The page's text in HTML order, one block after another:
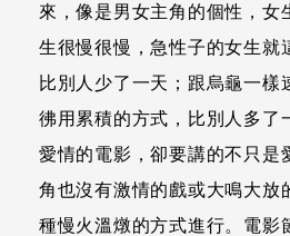
來，像是男女主角的個性，女
生很慢很慢，急性子的女生就
比別人少了一天；跟烏龜一樣
彿用累積的方式，比別人多了
愛情的電影，卻要講的不只是
角也沒有激情的戲或大鳴大放
種慢火溫燉的方式進行。電影